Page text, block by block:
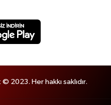
2023. Her hakkı saklıdır.